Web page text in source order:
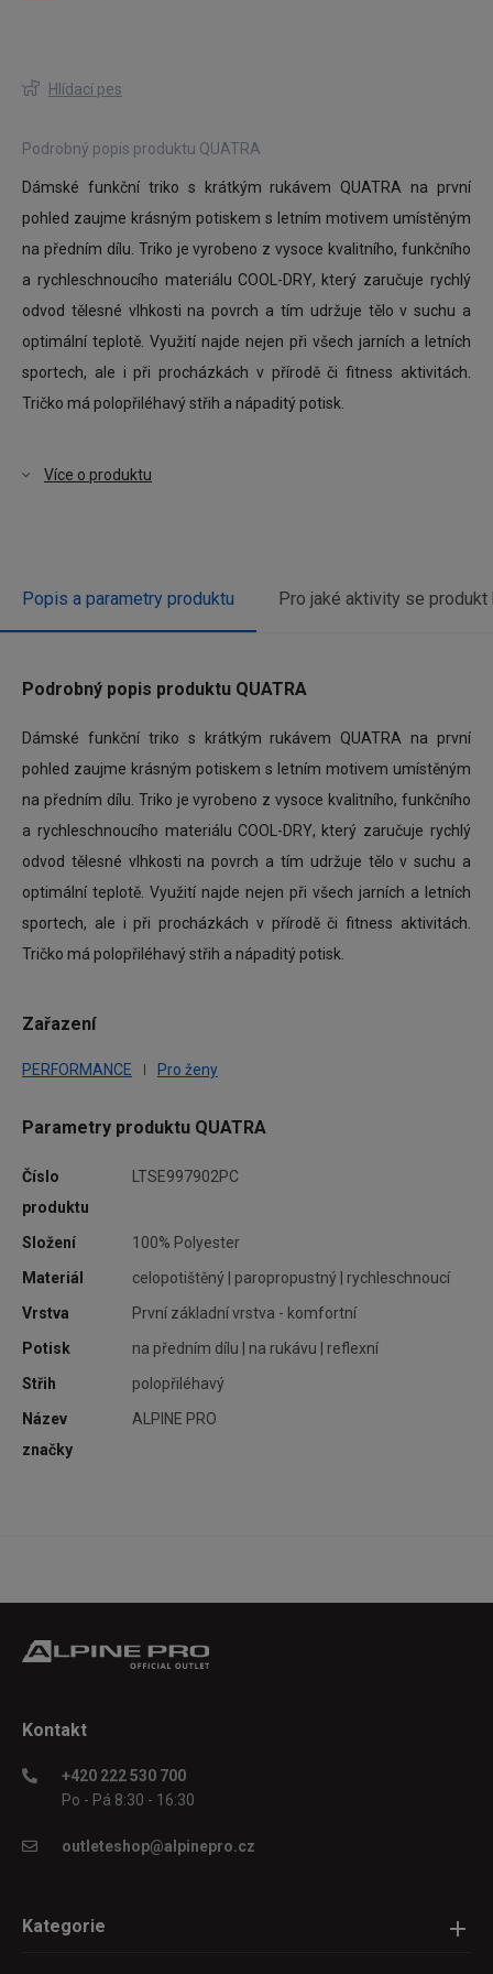
Hlídací pes
Podrobný popis produktu QUATRA
Dámské funkční triko s krátkým rukávem QUATRA na první
pohled zaujme krásným potiskem s letním motivem umístěným
na předním dílu. Triko je vyrobeno z vysoce kvalitního, funkčního
a rychleschnoucího materiálu COOL-DRY, který zaručuje rychlý
odvod tělesné vlhkosti na povrch a tím udržuje tělo v suchu a
optimální teplotě. Využití najde nejen při všech jarních a letních
sportech, ale i při procházkách v přírodě či fitness aktivitách.
Tričko má polopřiléhavý střih a nápaditý potisk.
Více o produktu
Popis a parametry produktu Pro jaké aktivity se produkt
Podrobný popis produktu QUATRA
Dámské funkční triko s krátkým rukávem QUATRA na první
pohled zaujme krásným potiskem s letním motivem umístěným
na předním dílu. Triko je vyrobeno z vysoce kvalitního, funkčního
a rychleschnoucího materiálu COOL-DRY, který zaručuje rychlý
odvod tělesné vlhkosti na povrch a tím udržuje tělo v suchu a
optimální teplotě. Využití najde nejen při všech jarních a letních
sportech, ale i při procházkách v přírodě či fitness aktivitách.
Tričko má polopřiléhavý střih a nápaditý potisk.
Zařazení
PERFORMANCE Pro ženy
Parametry produktu QUATRA
Číslo
produktu
LTSE997902PC
Složení
100% Polyester
Materiál
celopotištěný | paropropustný | rychleschnoucí
Vrstva
První základní vrstva - komfortní
Potisk
na předním dílu | na rukávu | reflexní
Střih
polopřiléhavý
Název
značky
ALPINE PRO
Kontakt
+420 222 530 700
Po - Pá 8:30 - 16:30
outleteshop@alpinepro.cz
Kategorie